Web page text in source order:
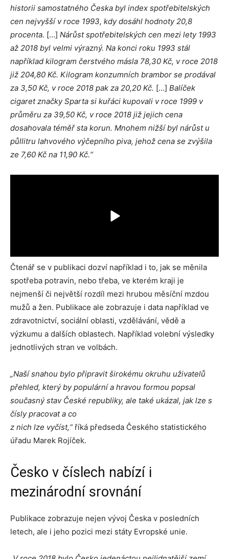
historii samostatného Česka byl index spotřebitelských
cen nejvyšší v roce 1993, kdy dosáhl hodnoty 20,8
procenta. […] Nárůst spotřebitelských cen mezi lety 1993
až 2018 byl velmi výrazný. Na konci roku 1993 stál
například kilogram čerstvého másla 78,30 Kč, v roce 2018
již 204,80 Kč. Kilogram konzumních brambor se prodával
za 3,50 Kč, v roce 2018 pak za 20,20 Kč. […] Balíček
cigaret značky Sparta si kuřáci kupovali v roce 1999 v
průměru za 39,50 Kč, v roce 2018 již jejich cena
dosahovala téměř sta korun. Mnohem nižší byl nárůst u
půllitru lahvového výčepního piva, jehož cena se zvýšila
ze 7,60 Kč na 11,90 Kč.“
Čtenář se v publikaci dozví například i to, jak se měnila
spotřeba potravin, nebo třeba, ve kterém kraji je
nejmenší či největší rozdíl mezi hrubou měsíční mzdou
mužů a žen. Publikace ale zobrazuje i data například ve
zdravotnictví, sociální oblasti, vzdělávání, vědě a
výzkumu a dalších oblastech. Například volební výsledky
jednotlivých stran ve volbách.
„Naší snahou bylo připravit širokému okruhu uživatelů
přehled, který by populární a hravou formou popsal
současný stav České republiky, ale také ukázal, jak lze s
čísly pracovat a co
z nich lze vyčíst,“říká předseda Českého statistického
úřadu Marek Rojíček.
Česko v číslech nabízí i
mezinárodní srovnání
Publikace zobrazuje nejen vývoj Česka v posledních
letech, ale i jeho pozici mezi státy Evropské unie.